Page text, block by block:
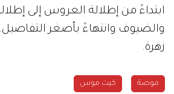
ابتداءً من إطلالة العروس إلى
والضيوف وانتهاءً بأصغر
زهرة.
موضة كيت موس